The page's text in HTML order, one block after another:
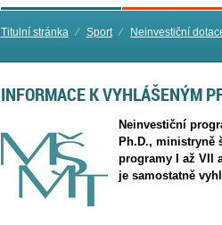
Titulní stránka ⁄ Sport ⁄ Neinvestiční
INFORMACE K VYHLÁŠENÝM
Neinvestiční
Ph.D., ministryně
programy I až VII
je samostatně